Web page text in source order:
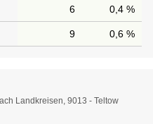
6 0,4 %
9 0,6 %
Landkreisen, 9013 - Teltow